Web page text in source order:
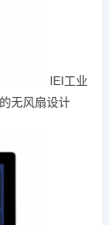
IEI工业
无风扇设计